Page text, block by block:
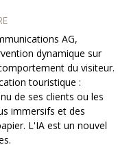
AG,
dynamique sur
du visiteur.
touristique :
de ses clients ou les
immersifs et des
L'IA est un nouvel